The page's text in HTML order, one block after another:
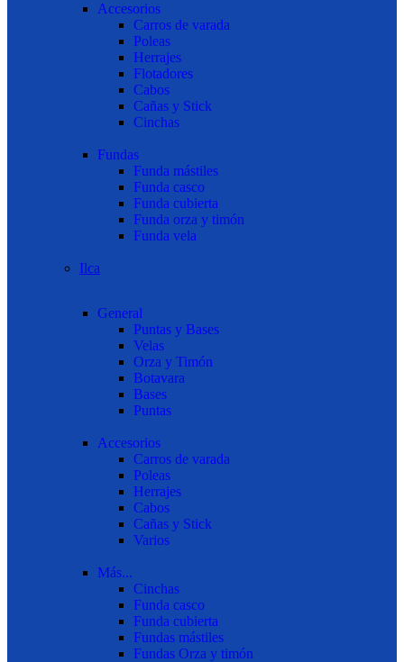
Accesorios
Carros de varada
Poleas
Herrajes
Flotadores
Cabos
Cañas y Stick
Cinchas
Fundas
Funda mástiles
Funda casco
Funda cubierta
Funda orza y timón
Funda vela
Ilca
General
Puntas y Bases
Velas
Orza y Timón
Botavara
Bases
Puntas
Accesorios
Carros de varada
Poleas
Herrajes
Cabos
Cañas y Stick
Varios
Más...
Cinchas
Funda casco
Funda cubierta
Fundas mástiles
Fundas Orza y timón